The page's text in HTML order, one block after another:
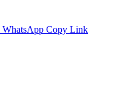
WhatsApp Copy Link